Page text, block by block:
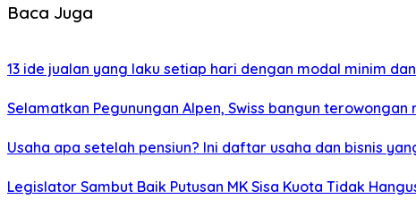
Baca Juga
13 ide jualan yang laku setiap hari dengan modal minim
Selamatkan Pegunungan Alpen, Swiss bangun terowongan
Usaha apa setelah pensiun? Ini daftar usaha dan bisnis
Legislator Sambut Baik Putusan MK Sisa Kuota Tidak